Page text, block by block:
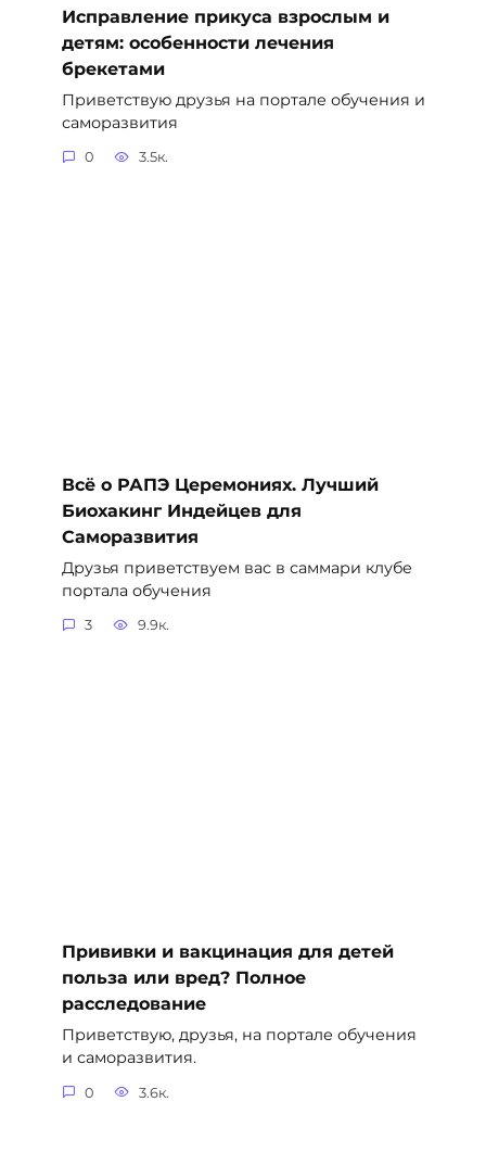
Исправление прикуса взрослым и
детям: особенности лечения
брекетами
Приветствую друзья на портале обучения и
саморазвития
0 3.5к.
Всё о РАПЭ Церемониях. Лучший
Биохакинг Индейцев для
Саморазвития
Друзья приветствуем вас в саммари клубе
портала обучения
3 9.9к.
Прививки и вакцинация для детей
польза или вред? Полное
расследование
Приветствую, друзья, на портале обучения
и саморазвития.
0 3.6к.